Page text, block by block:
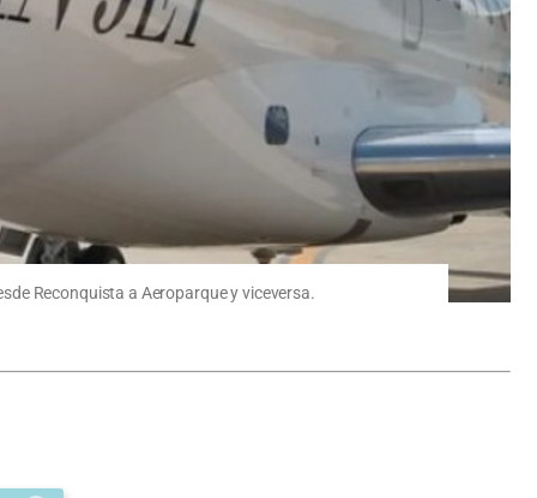
Reconquista a Aeroparque y viceversa.